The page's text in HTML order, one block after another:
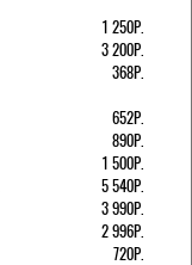
1 250Р.
3 200Р.
368Р.
652Р.
890Р.
1 500Р.
5 540Р.
3 990Р.
2 996Р.
720Р.